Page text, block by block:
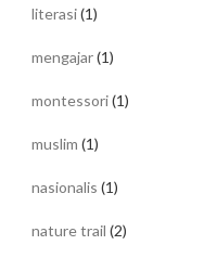
literasi(1)
mengajar(1)
montessori(1)
muslim (1)
nasionalis (1)
nature trail (2)